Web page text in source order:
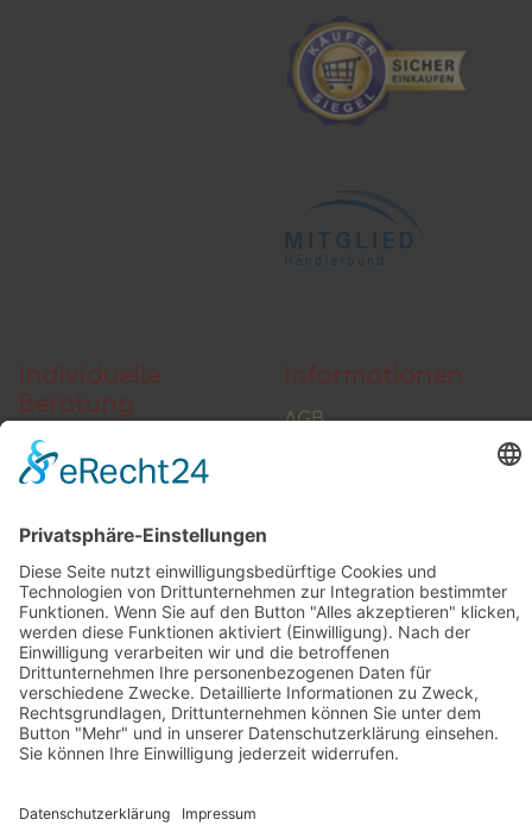
AGB
Widerrufsformular
Kundenstimmen
Social Media